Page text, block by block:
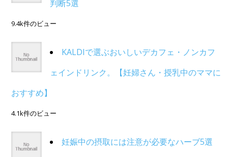
判断5選
9.4k件のビュー
KALDIで選ぶおいしいデカフェ・ノンカフ
ェインドリンク。【妊婦さん・授乳中のママに
おすすめ】
4.1k件のビュー
妊娠中の摂取には注意が必要なハーブ5選